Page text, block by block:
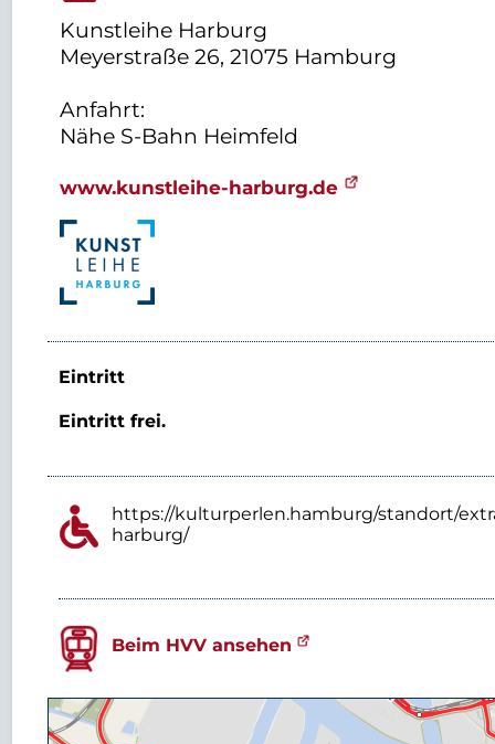
Kunstleihe Harburg
Meyerstraße 26, 21075 Hamburg
Anfahrt:
Nähe S-Bahn Heimfeld
www.kunstleihe-harburg.de
Eintritt
Eintritt frei.
https://kulturperlen.hamburg/standort/
harburg/
Beim HVV ansehen